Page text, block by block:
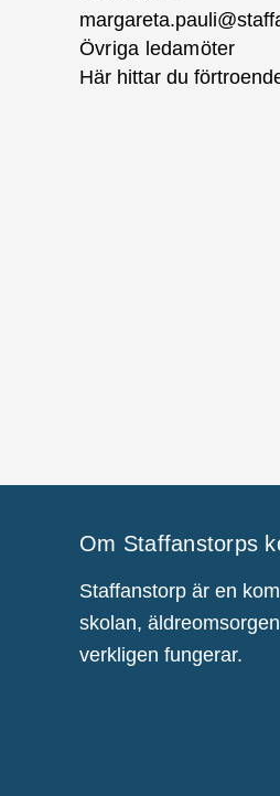
Övriga ledamöter
Här hittar du
Om Staffanstorps
Staffanstorp är en
skolan,
verkligen fungerar.